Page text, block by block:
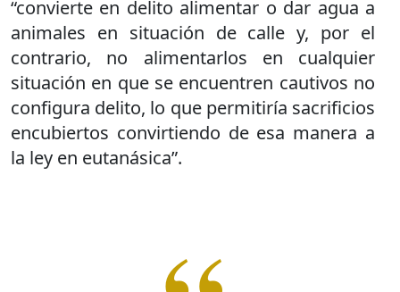
“convierte en delito alimentar o dar agua a
animales en situación de calle y, por el
contrario, no alimentarlos en cualquier
situación en que se encuentren cautivos no
configura delito, lo que permitiría sacrificios
encubiertos convirtiendo de esa manera a
la ley en eutanásica”.